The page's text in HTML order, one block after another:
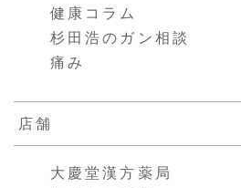
健康コラム
杉田浩のガン相談
痛み
店舗
大慶堂漢方薬局